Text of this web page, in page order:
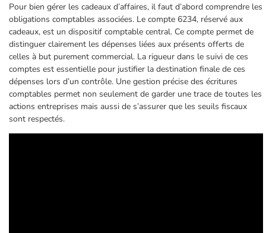
Pour bien gérer les cadeaux d’affaires, il faut d’abord comprendre les
obligations comptables associées. Le compte 6234, réservé aux
cadeaux, est un dispositif comptable central. Ce compte permet de
distinguer clairement les dépenses liées aux présents offerts de
celles à but purement commercial. La rigueur dans le suivi de ces
comptes est essentielle pour justifier la destination finale de ces
dépenses lors d’un contrôle. Une gestion précise des écritures
comptables permet non seulement de garder une trace de toutes les
actions entreprises mais aussi de s’assurer que les seuils fiscaux
sont respectés.